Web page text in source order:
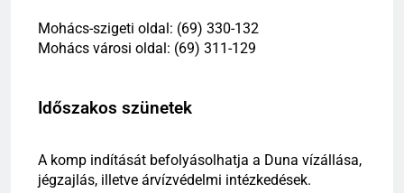
Mohács-szigeti oldal: (69) 330-132
Mohács városi oldal: (69) 311-129
Időszakos szünetek
A komp indítását befolyásolhatja a Duna vízállása,
jégzajlás, illetve árvízvédelmi intézkedések.